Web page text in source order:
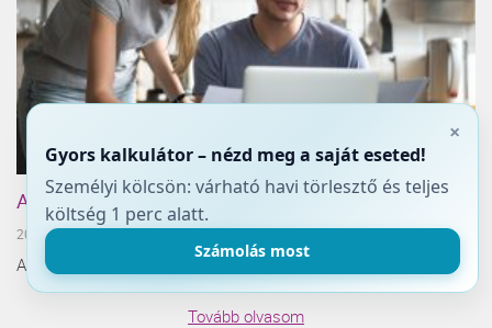
×
Gyors kalkulátor – nézd meg a saját eseted!
Személyi kölcsön: várható havi törlesztő és teljes
költség 1 perc alatt.
Számolás most
A hiteligénylés lépései részletesen
2021.08.26.
A hiteligénylés lépéseivel ismerkedhetsz meg alábbi cikkünkből.
Tovább olvasom